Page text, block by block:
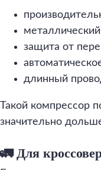
защита от
длинный
Такой компрессор
значительно
🚛 Для